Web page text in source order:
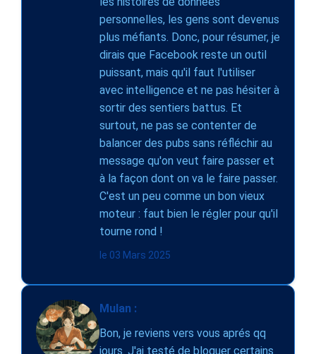
personnelles, les gens sont devenus
plus méfiants. Donc, pour résumer, je
dirais que Facebook reste un outil
puissant, mais qu'il faut l'utiliser
avec intelligence et ne pas hésiter à
sortir des sentiers battus. Et
surtout, ne pas se contenter de
balancer des pubs sans réfléchir au
message qu'on veut faire passer et
à la façon dont on va le faire passer.
C'est un peu comme un bon vieux
moteur : faut bien le régler pour qu'il
tourne rond !
le 03 Mars 2025
Mulan :
Bon, je reviens vers vous aprés qq
jours. J'ai testé de bloquer certains